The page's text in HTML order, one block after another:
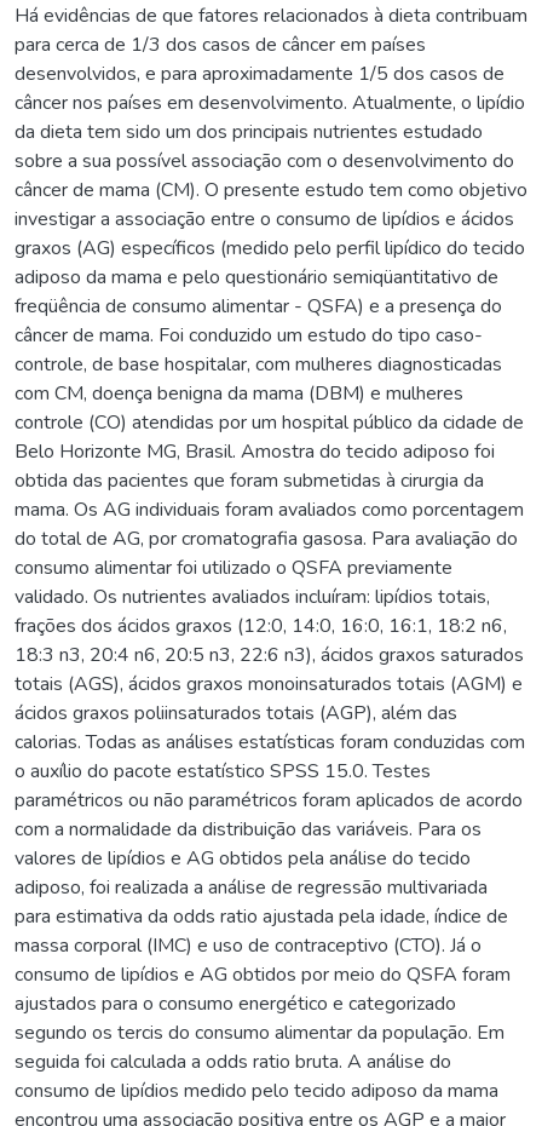
Há evidências de que fatores relacionados à dieta contribuam
para cerca de 1/3 dos casos de câncer em países
desenvolvidos, e para aproximadamente 1/5 dos casos de
câncer nos países em desenvolvimento. Atualmente, o lipídio
da dieta tem sido um dos principais nutrientes estudado
sobre a sua possível associação com o desenvolvimento do
câncer de mama (CM). O presente estudo tem como objetivo
investigar a associação entre o consumo de lipídios e ácidos
graxos (AG) específicos (medido pelo perfil lipídico do tecido
adiposo da mama e pelo questionário semiqüantitativo de
freqüência de consumo alimentar - QSFA) e a presença do
câncer de mama. Foi conduzido um estudo do tipo caso-
controle, de base hospitalar, com mulheres diagnosticadas
com CM, doença benigna da mama (DBM) e mulheres
controle (CO) atendidas por um hospital público da cidade de
Belo Horizonte MG, Brasil. Amostra do tecido adiposo foi
obtida das pacientes que foram submetidas à cirurgia da
mama. Os AG individuais foram avaliados como porcentagem
do total de AG, por cromatografia gasosa. Para avaliação do
consumo alimentar foi utilizado o QSFA previamente
validado. Os nutrientes avaliados incluíram: lipídios totais,
frações dos ácidos graxos (12:0, 14:0, 16:0, 16:1, 18:2 n6,
18:3 n3, 20:4 n6, 20:5 n3, 22:6 n3), ácidos graxos saturados
totais (AGS), ácidos graxos monoinsaturados totais (AGM) e
ácidos graxos poliinsaturados totais (AGP), além das
calorias. Todas as análises estatísticas foram conduzidas com
o auxílio do pacote estatístico SPSS 15.0. Testes
paramétricos ou não paramétricos foram aplicados de acordo
com a normalidade da distribuição das variáveis. Para os
valores de lipídios e AG obtidos pela análise do tecido
adiposo, foi realizada a análise de regressão multivariada
para estimativa da odds ratio ajustada pela idade, índice de
massa corporal (IMC) e uso de contraceptivo (CTO). Já o
consumo de lipídios e AG obtidos por meio do QSFA foram
ajustados para o consumo energético e categorizado
segundo os tercis do consumo alimentar da população. Em
seguida foi calculada a odds ratio bruta. A análise do
consumo de lipídios medido pelo tecido adiposo da mama
encontrou uma associação positiva entre os AGP e a maior